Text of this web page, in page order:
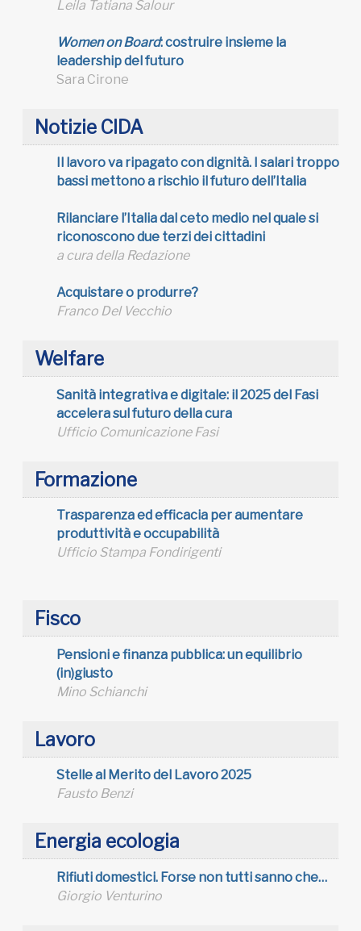
Leila Tatiana Salour
Women on Board: costruire insieme la
leadership del futuro
Sara Cirone
Notizie CIDA
Il lavoro va ripagato con dignità. I salari troppo
bassi mettono a rischio il futuro dell’Italia
Rilanciare l’Italia dal ceto medio nel quale si
riconoscono due terzi dei cittadini
a cura della Redazione
Acquistare o produrre?
Franco Del Vecchio
Welfare
Sanità integrativa e digitale: il 2025 del Fasi
accelera sul futuro della cura
Ufficio Comunicazione Fasi
Formazione
Trasparenza ed efficacia per aumentare
produttività e occupabilità
Ufficio Stampa Fondirigenti
Fisco
Pensioni e finanza pubblica: un equilibrio
(in)giusto
Mino Schianchi
Lavoro
Stelle al Merito del Lavoro 2025
Fausto Benzi
Energia ecologia
Rifiuti domestici. Forse non tutti sanno che…
Giorgio Venturino